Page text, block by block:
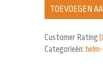
TOEVOEGEN
Customer Rating
Categorieën: